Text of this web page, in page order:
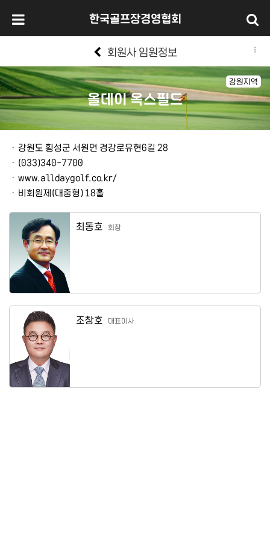
한국골프장경영협회
회원사 임원정보
강원지역
올데이 옥스필드
본문
ㆍ 강원도 횡성군 서원면 경강로유현6길 28
ㆍ (033)340-7700
ㆍ www.alldaygolf.co.kr/
ㆍ 비회원제(대중형) 18홀
최동호 회장
조창호 대표이사